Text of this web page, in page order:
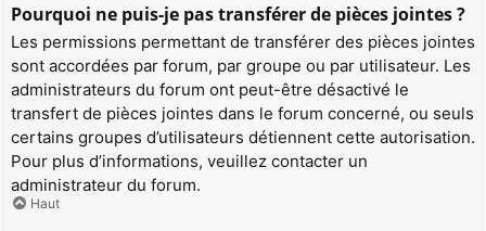
Pourquoi ne puis-je pas transférer de pièces jointes ?
Les permissions permettant de transférer des pièces jointes
sont accordées par forum, par groupe ou par utilisateur. Les
administrateurs du forum ont peut-être désactivé le
transfert de pièces jointes dans le forum concerné, ou seuls
certains groupes d’utilisateurs détiennent cette autorisation.
Pour plus d’informations, veuillez contacter un
administrateur du forum.
Haut